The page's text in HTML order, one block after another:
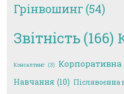
Грінвошинг (54)
Звітність (166)
Консалтинг (3) Корпоративна
Навчання (10) Післявоєнна